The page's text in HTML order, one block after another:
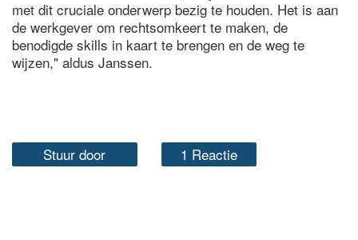
met dit cruciale onderwerp bezig te houden. Het is aan
de werkgever om rechtsomkeert te maken, de
benodigde skills in kaart te brengen en de weg te
wijzen," aldus Janssen.
Stuur door 1 Reactie